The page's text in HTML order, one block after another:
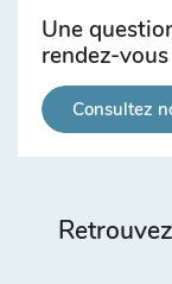
Une
rendez-vous
Consultez